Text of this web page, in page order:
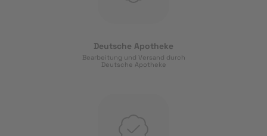
Deutsche Apotheke
Bearbeitung und Versand durch
Deutsche Apotheke